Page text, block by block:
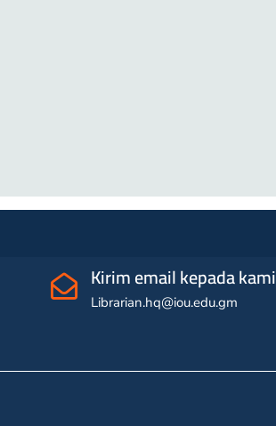
Kirim email kepada kami
Librarian.hq@iou.edu.gm